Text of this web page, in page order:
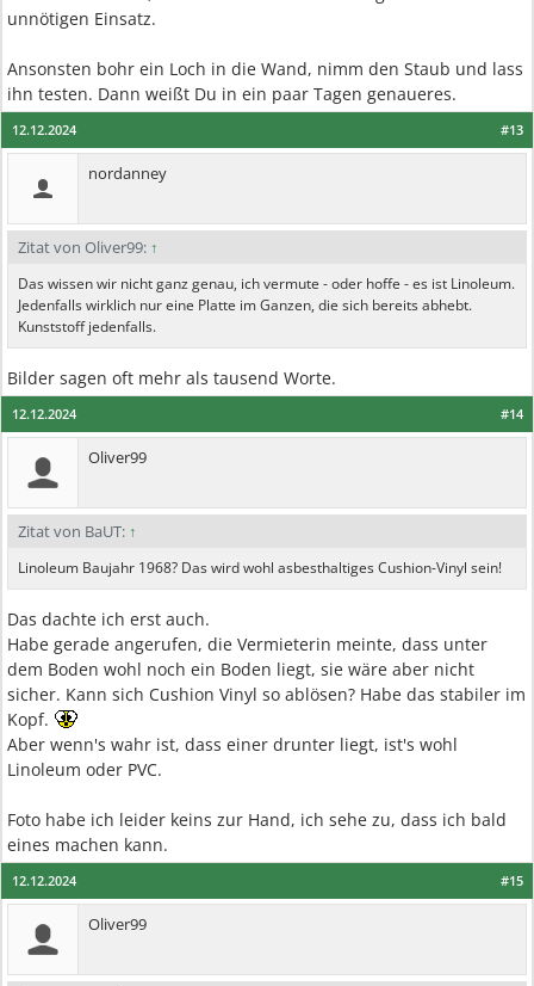
unnötigen Einsatz.
Ansonsten bohr ein Loch in die Wand, nimm den Staub und lass
ihn testen. Dann weißt Du in ein paar Tagen genaueres.
#13
12.12.2024
nordanney
Zitat von Oliver99: ↑
Das wissen wir nicht ganz genau, ich vermute - oder hoffe - es ist Linoleum.
Jedenfalls wirklich nur eine Platte im Ganzen, die sich bereits abhebt.
Kunststoff jedenfalls.
Bilder sagen oft mehr als tausend Worte.
#14
12.12.2024
Oliver99
Zitat von BaUT: ↑
Linoleum Baujahr 1968? Das wird wohl asbesthaltiges Cushion-Vinyl sein!
Das dachte ich erst auch.
Habe gerade angerufen, die Vermieterin meinte, dass unter
dem Boden wohl noch ein Boden liegt, sie wäre aber nicht
sicher. Kann sich Cushion Vinyl so ablösen? Habe das stabiler im
Kopf.
Aber wenn's wahr ist, dass einer drunter liegt, ist's wohl
Linoleum oder PVC.
Foto habe ich leider keins zur Hand, ich sehe zu, dass ich bald
eines machen kann.
#15
12.12.2024
Oliver99